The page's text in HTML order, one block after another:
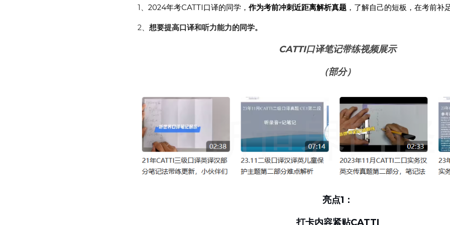
1、 2024年考CATTI口译的同学， 作为考前冲刺近距离解析真题 ，了解自己的短板，在考前补
2、 想要提高口译和听力能力的同学。
CATTI口译笔记带练视频展示
（部分）
亮点1：
打卡内容紧贴CATTI